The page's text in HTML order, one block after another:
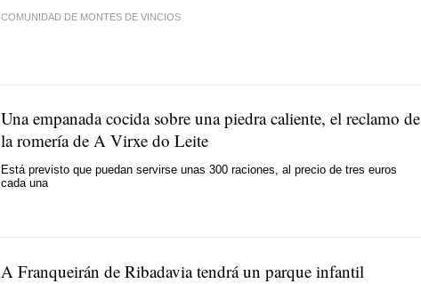
COMUNIDAD DE MONTES DE VINCIOS
Una empanada cocida sobre una piedra caliente, el reclamo de
la romería de A Virxe do Leite
Está previsto que puedan servirse unas 300 raciones, al precio de tres euros
cada una
A Franqueirán de Ribadavia tendrá un parque infantil